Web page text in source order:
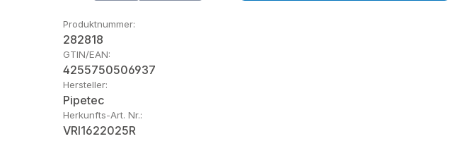
Produktnummer:
282818
GTIN/EAN:
4255750506937
Hersteller:
Pipetec
Herkunfts-Art. Nr.:
VRI1622025R